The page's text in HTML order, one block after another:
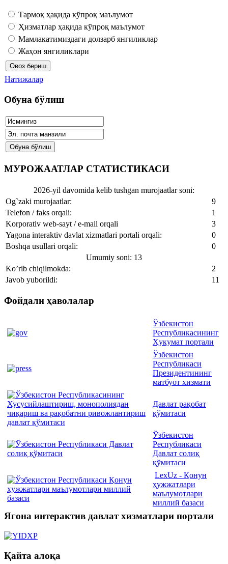
Тармоқ ҳақида кўпроқ маълумот
Ҳизматлар ҳақида кўпроқ маълумот
Мамлакатимиздаги долзарб янгиликлар
Жаҳон янгиликлари
Натижалар
Обуна бўлиш
МУРОЖААТЛАР СТАТИСТИКАСИ
2026-yil davomida kelib tushgan murojaatlar soni:
Og`zaki murojaatlar:
9
Telefon / faks orqali:
1
Korporativ web-sayt / e-mail orqali
3
Yagona interaktiv davlat xizmatlari portali orqali:
0
Boshqa usullari orqali:
0
Umumiy soni: 13
Ko’rib chiqilmokda:
2
Javob yuborildi:
11
Фойдали ҳаволалар
Ўзбекистон
Республикасининг
Ҳукумат портали
Ўзбекистон
Республикаси
Президентининг
матбуот хизмати
Давлат рақобат
қўмитаси
Ўзбекистон
Республикаси
Давлат солиқ
қўмитаси
LexUz - Қонун
ҳужжатлари
маълумотлари
миллий базаси
Ягона интерактив давлат хизматлари портали
Қайта алоқа